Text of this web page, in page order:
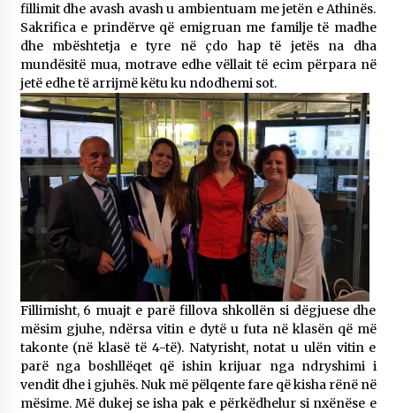
fillimit dhe avash avash u ambientuam me jetën e Athinës.
Sakrifica e prindërve që emigruan me familje të madhe
dhe mbështetja e tyre në çdo hap të jetës na dha
mundësitë mua, motrave edhe vëllait të ecim përpara në
jetë edhe të arrijmë këtu ku ndodhemi sot.
Fillimisht, 6 muajt e parë fillova shkollën si dëgjuese dhe
mësim gjuhe, ndërsa vitin e dytë u futa në klasën që më
takonte (në klasë të 4-të). Natyrisht, notat u ulën vitin e
parë nga boshllëqet që ishin krijuar nga ndryshimi i
vendit dhe i gjuhës. Nuk më pëlqente fare që kisha rënë në
mësime. Më dukej se isha pak e përkëdhelur si nxënëse e